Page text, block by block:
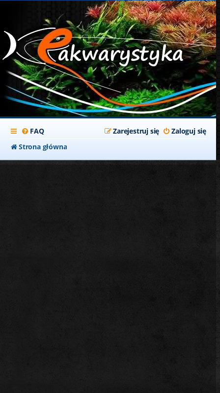
FAQ Zaloguj się
Zarejestruj się
Strona główna